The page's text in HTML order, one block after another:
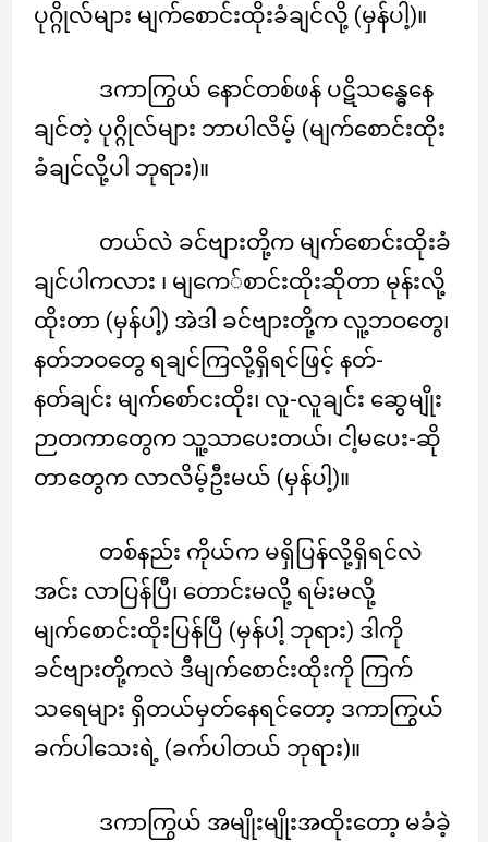
ပုဂ္ဂိုလ်များ မျက်စောင်းထိုးခံချင်လို့ (မှန်ပါ့)။
ဒကာကြွယ် နောင်တစ်ဖန် ပဋိသန္ဓေနေ
ချင်တဲ့ ပုဂ္ဂိုလ်များ ဘာပါလိမ့် (မျက်စောင်းထိုး
ခံချင်လို့ပါ ဘုရား)။
တယ်လဲ ခင်ဗျားတို့က မျက်စောင်းထိုးခံ
ချင်ပါကလား ၊ မျကေ်စာင်းထိုးဆိုတာ မုန်းလို့
ထိုးတာ (မှန်ပါ့) အဲဒါ ခင်ဗျားတို့က လူ့ဘဝတွေ၊
နတ်ဘဝတွေ ရချင်ကြလို့ရှိရင်ဖြင့် နတ်-
နတ်ချင်း မျက်စော်ငးထိုး၊ လူ-လူချင်း ဆွေမျိုး
ဉာတကာတွေက သူ့သာပေးတယ်၊ ငါ့မပေး-ဆို
တာတွေက လာလိမ့်ဦးမယ် (မှန်ပါ့)။
တစ်နည်း ကိုယ်က မရှိပြန်လို့ရှိရင်လဲ
အင်း လာပြန်ပြီ၊ တောင်းမလို့ ရမ်းမလို့
မျက်စောင်းထိုးပြန်ပြီ (မှန်ပါ့ ဘုရား) ဒါကို
ခင်ဗျားတို့ကလဲ ဒီမျက်စောင်းထိုးကို ကြက်
သရေများ ရှိတယ်မှတ်နေရင်တော့ ဒကာကြွယ်
ခက်ပါသေးရဲ့ (ခက်ပါတယ် ဘုရား)။
ဒကာကြွယ် အမျိုးမျိုးအထိုးတော့ မခံခဲ့